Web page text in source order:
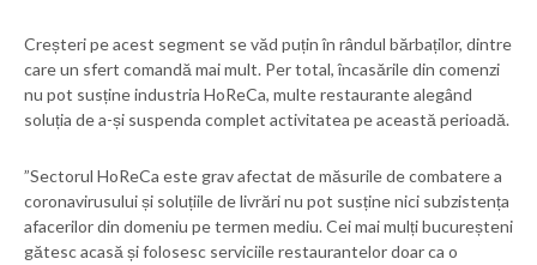
Creșteri pe acest segment se văd puțin în rândul bărbaților, dintre
care un sfert comandă mai mult. Per total, încasările din comenzi
nu pot susține industria HoReCa, multe restaurante alegând
soluția de a-și suspenda complet activitatea pe această perioadă.
”Sectorul HoReCa este grav afectat de măsurile de combatere a
coronavirusului și soluțiile de livrări nu pot susține nici subzistența
afacerilor din domeniu pe termen mediu. Cei mai mulți bucureșteni
gătesc acasă și folosesc serviciile restaurantelor doar ca o